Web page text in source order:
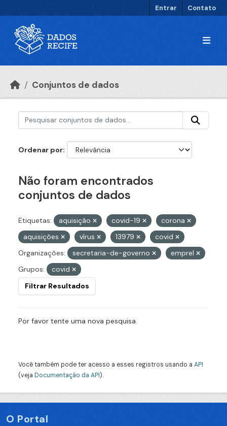
Entrar Contato
Conjuntos de dados
Ordenar por
Não foram encontrados
conjuntos de dados
Etiquetas: aquisição covid-19
corona
aquisições
vírus 13979
covid
Organizações:
secretaria-de-governo
emprel
Grupos:
covid
Filtrar Resultados
Por favor tente uma nova pesquisa.
Você também pode ter acesso a esses registros usando a API
(veja Documentação da API).
O Portal